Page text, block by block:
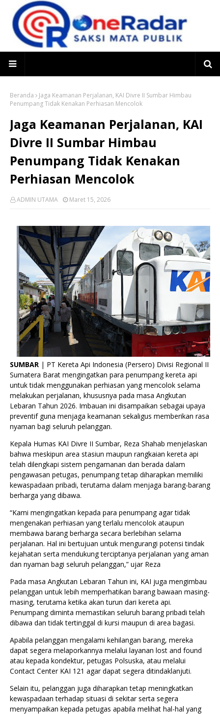
Beranda
Jaga Keamanan Perjalanan, KAI Divre II Sumbar Himbau
Penumpang Tidak Kenakan Perhiasan Mencolok
Jaga Keamanan Perjalanan, KAI
Divre II Sumbar Himbau
Penumpang Tidak Kenakan
Perhiasan Mencolok
ADMIN UTAMA Maret 15, 2026
SUMBAR | PT Kereta Api Indonesia (Persero) Divisi Regional II
Sumatera Barat mengingatkan para penumpang kereta api
untuk tidak menggunakan perhiasan yang mencolok selama
melakukan perjalanan, khususnya pada masa Angkutan
Lebaran Tahun 2026. Imbauan ini disampaikan sebagai upaya
preventif guna menjaga keamanan sekaligus memberikan rasa
nyaman bagi seluruh pelanggan.
Kepala Humas KAI Divre II Sumbar, Reza Shahab menjelaskan
bahwa meskipun area stasiun maupun rangkaian kereta api
telah dilengkapi sistem pengamanan dan berada dalam
pengawasan petugas, penumpang tetap diharapkan memiliki
kewaspadaan pribadi, terutama dalam menjaga barang-barang
berharga yang dibawa.
“Kami mengingatkan kepada para penumpang agar tidak
mengenakan perhiasan yang terlalu mencolok ataupun
membawa barang berharga secara berlebihan selama
perjalanan. Hal ini bertujuan untuk mengurangi potensi tindak
kejahatan serta mendukung terciptanya perjalanan yang aman
dan nyaman bagi seluruh pelanggan,” ujar Reza
Pada masa Angkutan Lebaran Tahun ini, KAI juga mengimbau
pelanggan untuk lebih memperhatikan barang bawaan masing-
masing, terutama ketika akan turun dari kereta api.
Penumpang diminta memastikan seluruh barang pribadi telah
dibawa dan tidak tertinggal di kursi maupun di area bagasi.
Apabila pelanggan mengalami kehilangan barang, mereka
dapat segera melaporkannya melalui layanan lost and found
atau kepada kondektur, petugas Polsuska, atau melalui
Contact Center KAI 121 agar dapat segera ditindaklanjuti.
Selain itu, pelanggan juga diharapkan tetap meningkatkan
kewaspadaan terhadap situasi di sekitar serta segera
menyampaikan kepada petugas apabila melihat hal-hal yang